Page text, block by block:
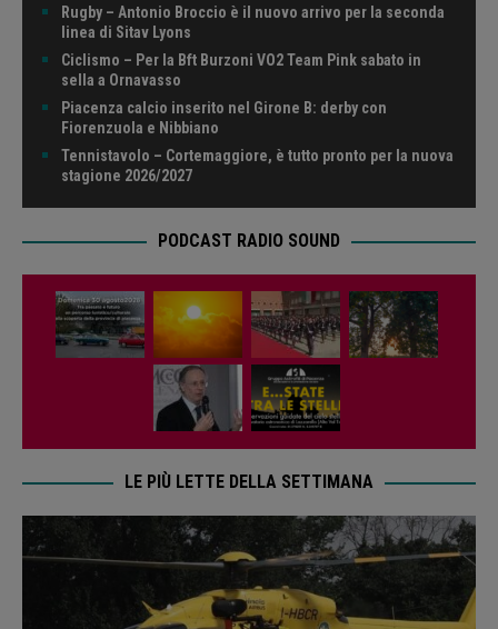
Rugby – Antonio Broccio è il nuovo arrivo per la seconda
linea di Sitav Lyons
Ciclismo – Per la Bft Burzoni VO2 Team Pink sabato in
sella a Ornavasso
Piacenza calcio inserito nel Girone B: derby con
Fiorenzuola e Nibbiano
Tennistavolo – Cortemaggiore, è tutto pronto per la nuova
stagione 2026/2027
PODCAST RADIO SOUND
LE PIÙ LETTE DELLA SETTIMANA